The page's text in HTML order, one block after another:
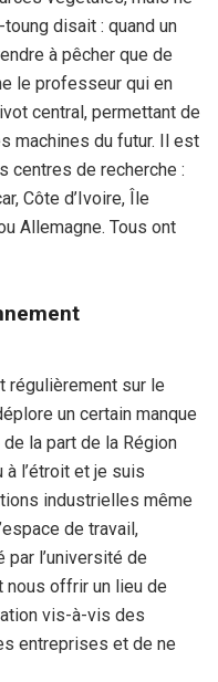
disait : quand un
à pêcher que de
le professeur qui en
central, permettant de
machines du futur. Il est
centres de recherche :
Côte d’Ivoire, Île
Allemagne. Tous ont
régulièrement sur le
un certain manque
la part de la Région
l’étroit et je suis
industrielles même
de travail,
par l’université de
nous offrir un lieu de
vis-à-vis des
entreprises et de ne